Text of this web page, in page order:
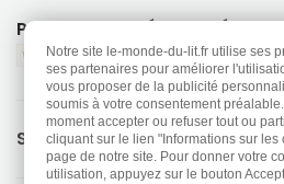
PAIEMENTS SÉCURISÉS
SUIVEZ-NOUS
Notre site le-monde-du-lit.fr utilise ses
ses partenaires pour améliorer
vous proposer de la publicité
soumis à votre consentement
moment accepter ou refuser tout ou
cliquant sur le lien "Informations sur
page de notre site. Pour donner votre
utilisation, appuyez sur le bouton